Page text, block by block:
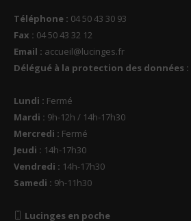
Téléphone : 04 50 43 30 93
Fax : 04 50 43 32 12
Email : accueil@lucinges.fr
Délégué à la protection des données :
Lundi : Fermé
Mardi : 9h-12h / 14h-17h30
Mercredi : Fermé
Jeudi : 14h-17h30
Vendredi : 14h-17h30
Samedi : 9h-11h30
Lucinges en poche